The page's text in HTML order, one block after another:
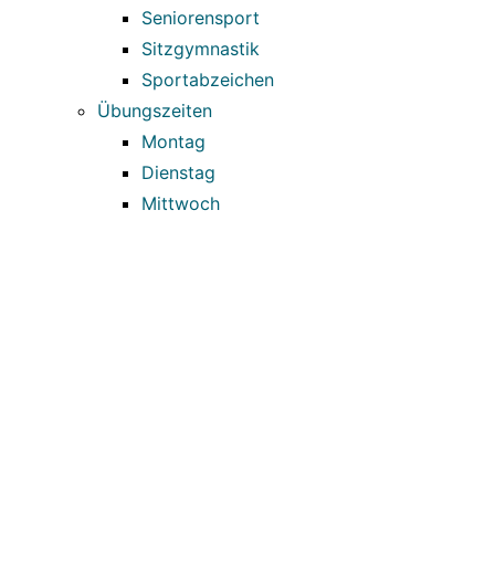
Seniorensport
Sitzgymnastik
Sportabzeichen
Übungszeiten
Montag
Dienstag
Mittwoch